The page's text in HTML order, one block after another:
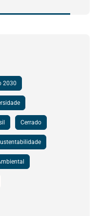
2030
Cerrado